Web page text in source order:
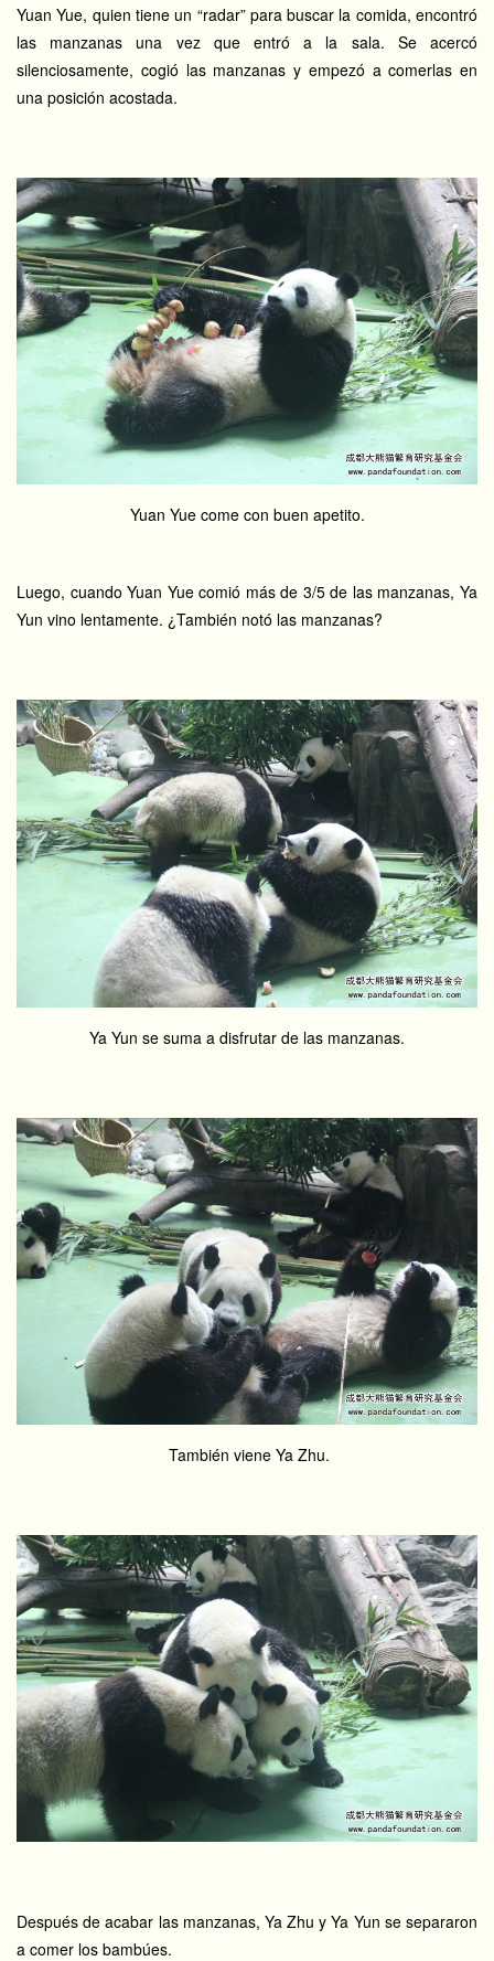
Yuan Yue, quien tiene un “radar” para buscar la comida, encontró
las manzanas una vez que entró a la sala. Se acercó
silenciosamente, cogió las manzanas y empezó a comerlas en
una posición acostada.
Yuan Yue come con buen apetito.
Luego, cuando Yuan Yue comió más de 3/5 de las manzanas, Ya
Yun vino lentamente. ¿También notó las manzanas?
Ya Yun se suma a disfrutar de las manzanas.
También viene Ya Zhu.
Después de acabar las manzanas, Ya Zhu y Ya Yun se separaron
a comer los bambúes.